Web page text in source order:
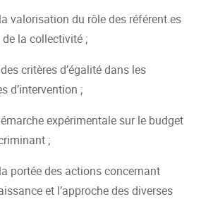
valorisation du rôle des référent.es
la collectivité ;
critères d’égalité dans les
d’intervention ;
expérimentale sur le budget
;
portée des actions concernant
et l’approche des diverses